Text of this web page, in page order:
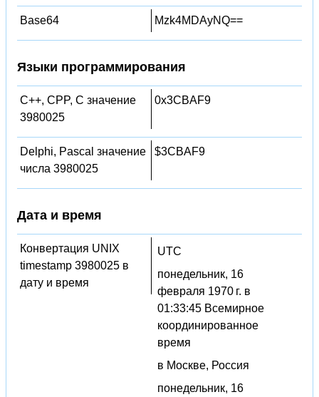
Base64 Mzk4MDAyNQ==
Языки программирования
C++, CPP, C значение
3980025
0x3CBAF9
Delphi, Pascal значение
числа 3980025
$3CBAF9
Дата и время
Конвертация UNIX
timestamp 3980025 в
дату и время
UTC
понедельник, 16
февраля 1970 г. в
01:33:45 Всемирное
координированное
время
в Москве, Россия
понедельник, 16